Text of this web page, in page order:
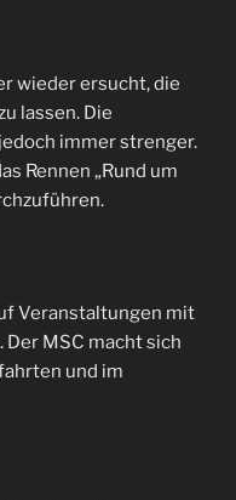
wieder ersucht, die
lassen. Die
immer strenger.
Rennen „Rund um
Veranstaltungen mit
MSC macht sich
und im